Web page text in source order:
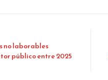
no laborables
público entre 2025